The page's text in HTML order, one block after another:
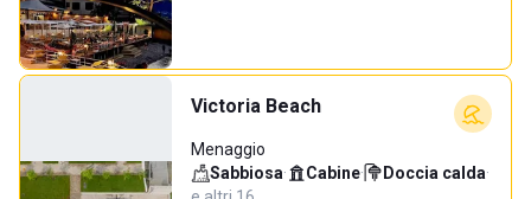
Victoria Beach
Menaggio
Sabbiosa· Cabine· Doccia calda·